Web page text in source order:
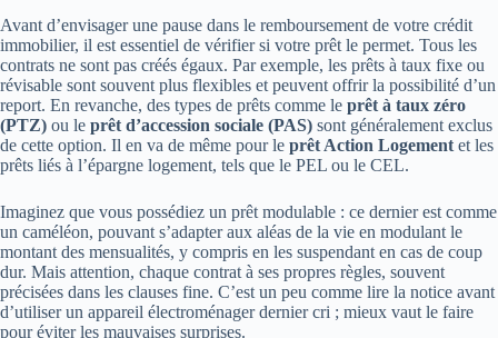
Avant d’envisager une pause dans le remboursement de votre crédit
immobilier, il est essentiel de vérifier si votre prêt le permet. Tous les
contrats ne sont pas créés égaux. Par exemple, les prêts à taux fixe ou
révisable sont souvent plus flexibles et peuvent offrir la possibilité d’un
report. En revanche, des types de prêts comme le prêt à taux zéro
(PTZ) ou le prêt d’accession sociale (PAS) sont généralement exclus
de cette option. Il en va de même pour le prêt Action Logement et les
prêts liés à l’épargne logement, tels que le PEL ou le CEL.
Imaginez que vous possédiez un prêt modulable : ce dernier est comme
un caméléon, pouvant s’adapter aux aléas de la vie en modulant le
montant des mensualités, y compris en les suspendant en cas de coup
dur. Mais attention, chaque contrat à ses propres règles, souvent
précisées dans les clauses fine. C’est un peu comme lire la notice avant
d’utiliser un appareil électroménager dernier cri ; mieux vaut le faire
pour éviter les mauvaises surprises.